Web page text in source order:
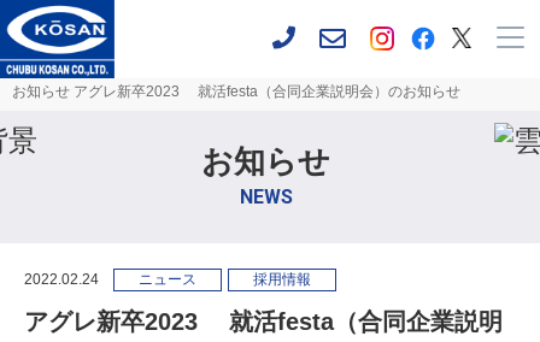
お知らせ アグレ新卒2023 就活festa（合同企業説明会）のお知らせ
お知らせ
NEWS
2022.02.24 ニュース 採用情報
アグレ新卒2023 就活festa（合同企業説明